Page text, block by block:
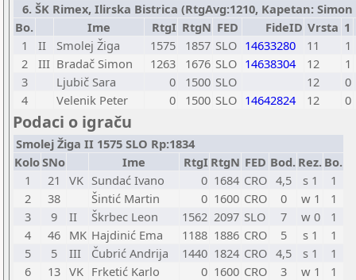
6. ŠK Rimex, Ilirska Bistrica (RtgAvg:1210, Kapetan: Simon
Bo.
Ime RtgI RtgN FED FideID Vrsta 1
1
II Smolej Žiga 1575 1857 SLO 14633280 11
1
2
III Bradač Simon 1263 1676 SLO 14638304 12
1
3
Ljubič Sara 0 1500 SLO 12
0
4
Velenik Peter 0 1500 SLO 14642824 12 0
Podaci o igraču
Smolej Žiga II 1575 SLO Rp:1834
KoloSNo Ime RtgI RtgN FED Bod. Rez. Bo.
1
21 VK Sundać Ivano 0 1684 CRO 4,5 s 1
1
2
38 Šintić Martin 0 1600 CRO 0 w 1
1
3
9 II Škrbec Leon 1562 2097 SLO 7 w 0
1
4
46 MK Hajdinić Ema 1188 1886 CRO 5 s 1
1
5
5 III Čubrić Andrija 1440 1824 CRO 4,5 s 1
1
6
13 VK Frketić Karlo 0 1600 CRO 3 w 1
1